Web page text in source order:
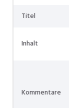
Titel
Inhalt
Kommentare